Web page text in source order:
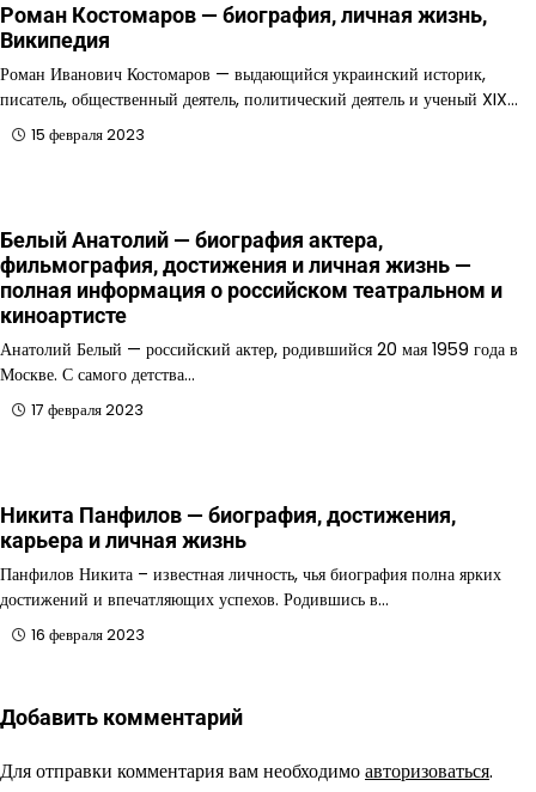
Роман Костомаров — биография, личная жизнь,
Википедия
Роман Иванович Костомаров — выдающийся украинский историк,
писатель, общественный деятель, политический деятель и ученый XIX…
15 февраля 2023
Белый Анатолий — биография актера,
фильмография, достижения и личная жизнь —
полная информация о российском театральном и
киноартисте
Анатолий Белый — российский актер, родившийся 20 мая 1959 года в
Москве. С самого детства…
17 февраля 2023
Никита Панфилов — биография, достижения,
карьера и личная жизнь
Панфилов Никита – известная личность, чья биография полна ярких
достижений и впечатляющих успехов. Родившись в…
16 февраля 2023
Добавить комментарий
Для отправки комментария вам необходимоавторизоваться.